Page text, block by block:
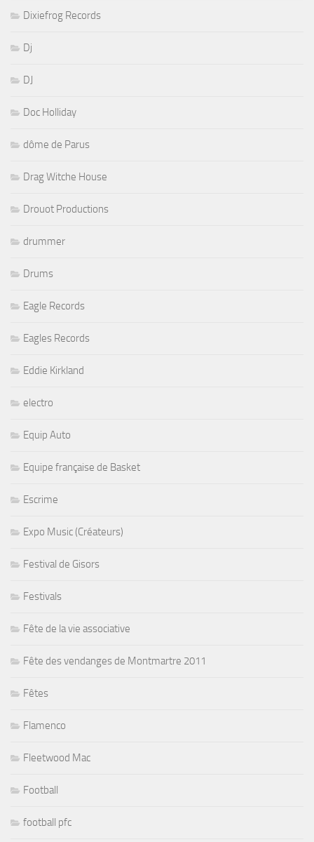
Dixiefrog Records
Dj
DJ
Doc Holliday
dôme de Parus
Drag Witche House
Drouot Productions
drummer
Drums
Eagle Records
Eagles Records
Eddie Kirkland
electro
Equip Auto
Equipe française de Basket
Escrime
Expo Music (Créateurs)
Festival de Gisors
Festivals
Fête de la vie associative
Fête des vendanges de Montmartre 2011
Fêtes
Flamenco
Fleetwood Mac
Football
football pfc